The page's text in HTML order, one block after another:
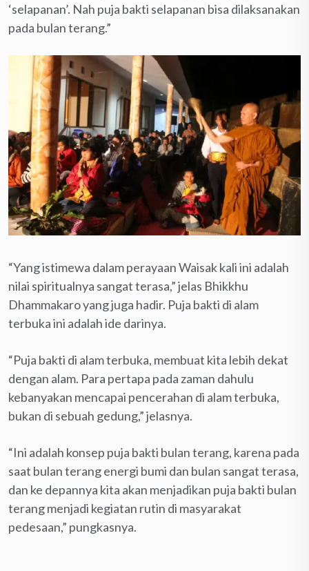
‘selapanan’. Nah puja bakti selapanan bisa dilaksanakan
pada bulan terang.”
“Yang istimewa dalam perayaan Waisak kali ini adalah
nilai spiritualnya sangat terasa,” jelas Bhikkhu
Dhammakaro yang juga hadir. Puja bakti di alam
terbuka ini adalah ide darinya.
“Puja bakti di alam terbuka, membuat kita lebih dekat
dengan alam. Para pertapa pada zaman dahulu
kebanyakan mencapai pencerahan di alam terbuka,
bukan di sebuah gedung,” jelasnya.
“Ini adalah konsep puja bakti bulan terang, karena pada
saat bulan terang energi bumi dan bulan sangat terasa,
dan ke depannya kita akan menjadikan puja bakti bulan
terang menjadi kegiatan rutin di masyarakat
pedesaan,” pungkasnya.